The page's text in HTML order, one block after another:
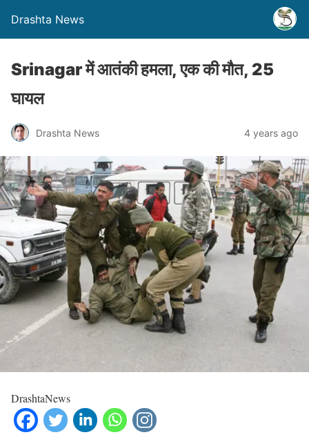
Drashta News
Srinagar में आतंकी हमला, एक की मौत, 25
घायल
Drashta News 4 years ago
DrashtaNews